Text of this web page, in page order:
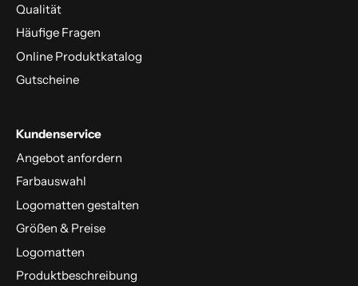
Qualität
Häufige Fragen
Online Produktkatalog
Gutscheine
Kundenservice
Angebot anfordern
Farbauswahl
Logomatten gestalten
Größen & Preise
Logomatten
Produktbeschreibung